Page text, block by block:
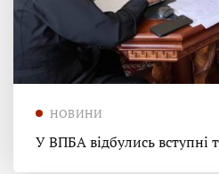
НОВИНИ
У ВПБА відбулись вступні